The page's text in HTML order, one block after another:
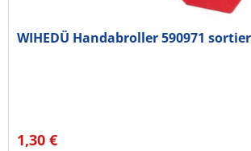
WIHEDÜ Handabroller 590971
1,30 €